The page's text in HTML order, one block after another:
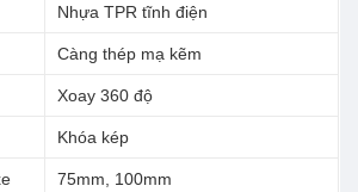
Nhựa TPR tĩnh điện
Càng thép mạ kẽm
Xoay 360 độ
Khóa kép
75mm, 100mm